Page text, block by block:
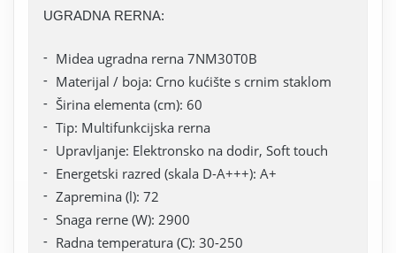
UGRADNA RERNA:
Midea ugradna rerna 7NM30T0B
Materijal / boja: Crno kućište s crnim staklom
Širina elementa (cm): 60
Tip: Multifunkcijska rerna
Upravljanje: Elektronsko na dodir, Soft touch
Energetski razred (skala D-A+++): A+
Zapremina (l): 72
Snaga rerne (W): 2900
Radna temperatura (C): 30-250